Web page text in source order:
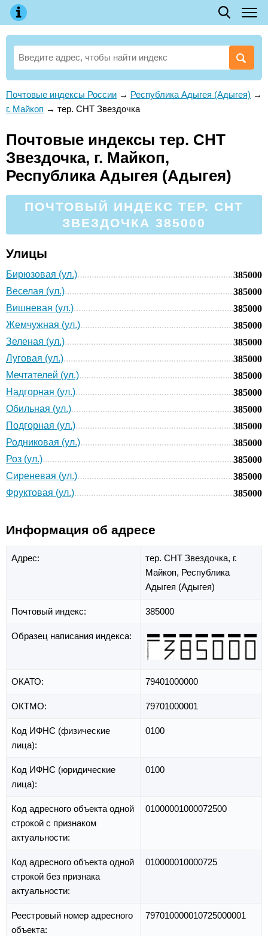
Почтовые индексы России → Республика Адыгея (Адыгея) →
г. Майкоп → тер. СНТ Звездочка
Почтовые индексы тер. СНТ
Звездочка, г. Майкоп,
Республика Адыгея (Адыгея)
ПОЧТОВЫЙ ИНДЕКС ТЕР. СНТ
ЗВЕЗДОЧКА 385000
Улицы
Бирюзовая (ул.)
385000
Веселая (ул.)
385000
Вишневая (ул.)
385000
Жемчужная (ул.)
385000
Зеленая (ул.)
385000
Луговая (ул.)
385000
Мечтателей (ул.)
385000
Надгорная (ул.)
385000
Обильная (ул.)
385000
Подгорная (ул.)
385000
Родниковая (ул.)
385000
Роз (ул.)
385000
Сиреневая (ул.)
385000
Фруктовая (ул.)
385000
Информация об адресе
Адрес: тер. СНТ Звездочка, г.
Майкоп, Республика
Адыгея (Адыгея)
Почтовый индекс: 385000
Образец написания индекса:
ОКАТО: 79401000000
ОКТМО: 79701000001
Код ИФНС (физические
лица):
0100
Код ИФНС (юридические
лица):
0100
Код адресного объекта одной
строкой с признаком
актуальности:
01000001000072500
Код адресного объекта одной
строкой без признака
актуальности:
010000010000725
Реестровый номер адресного
объекта:
797010000010725000001